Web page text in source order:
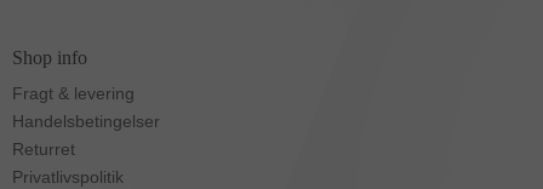
Shop info
Fragt & levering
Handelsbetingelser
Returret
Privatlivspolitik